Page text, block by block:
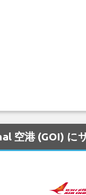
空港 (GOI) に